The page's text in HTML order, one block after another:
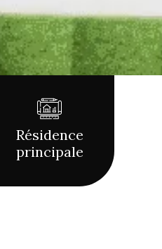
Résidence
principale